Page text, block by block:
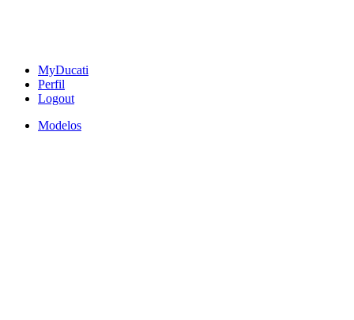
MyDucati
Perfil
Logout
Modelos